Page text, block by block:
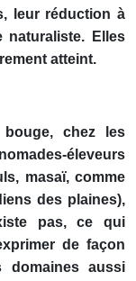
leur réduction à
naturaliste. Elles
atteint.
chez les
éleveurs
masaï, comme
des plaines),
pas, ce qui
de façon
domaines aussi